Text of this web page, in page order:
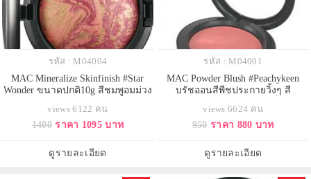
รหัส : M04004
MAC Mineralize Skinfinish #Star
Wonder ขนาดปกติ10g สีชมพูอมม่วง
นิช ใหม่ล่าสุดจากคอลเลคชั่น MAC
Heavenly Creatures Collection for
อ่น เหมาะกับทุกสภาพผิว Limited
Edition มีจำนวนจำ
views 6122 คน
1400 ราคา 1095 บาท
ดูรายละเอียด
รหัส : M04001
MAC Powder Blush #Peachykeen
บรัชออนสีพีชประกายวิ้งๆ สี
แดดนิดๆ แก้มดูมีสุขภาพดี
views 6624 คน
950 ราคา 880 บาท
ดูรายละเอียด